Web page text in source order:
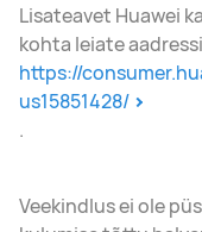
Lisateavet Huawei
kohta leiate
https://
us15851428/
.
Veekindlus ei ole